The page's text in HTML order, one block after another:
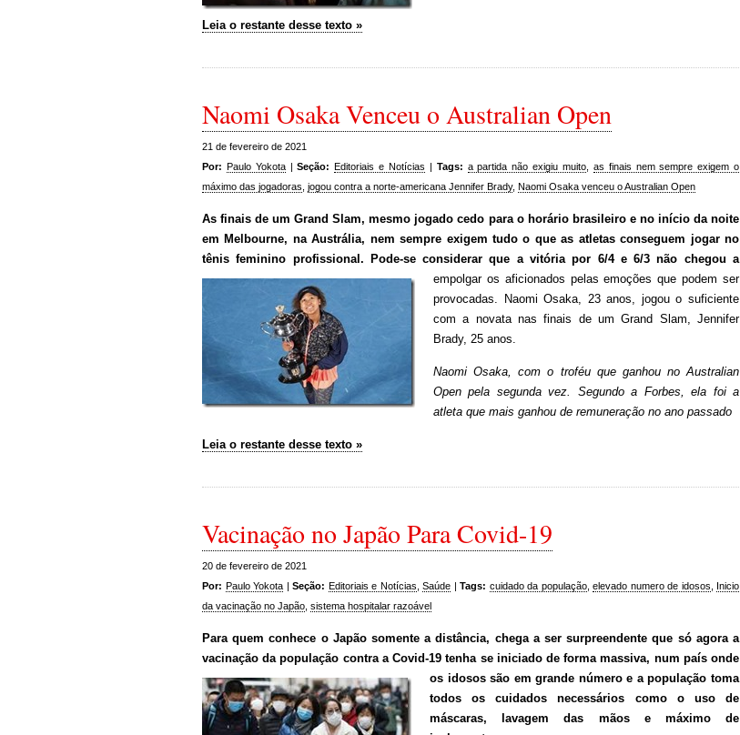
Leia o restante desse texto »
Naomi Osaka Venceu o Australian Open
21 de fevereiro de 2021
Por: Paulo Yokota|Seção: Editoriais e Notícias | Tags: a partida não exigiu muito, as finais nem sempre exigem o
máximo das jogadoras jogou contra a norte-americana Jennifer Brady, Naomi Osaka venceu o Australian Open
As finais de um Grand Slam, mesmo jogado cedo para o horário brasileiro e no início da noite
em Melbourne, na Austrália, nem sempre exigem tudo o que as atletas conseguem jogar no
tênis feminino profissional. Pode-se considerar que a vitória por 6/4 e 6/3 não chegou a
empolgar os aficionados pelas emoções que podem ser
provocadas. Naomi Osaka, 23 anos, jogou o suficiente
com a novata nas finais de um Grand Slam, Jennifer
Brady, 25 anos.
Naomi Osaka, com o troféu que ganhou no Australian
Open pela segunda vez. Segundo a Forbes, ela foi a
atleta que mais ganhou de remuneração no ano passado
Leia o restante desse texto »
Vacinação no Japão Para Covid-19
20 de fevereiro de 2021
Por: Paulo Yokota | Seção: Editoriais e Notícias Saúde | Tags: cuidado da população, elevado numero de idosos
Inicio
da vacinação no Japão sistema hospitalar razoável
Para quem conhece o Japão somente a distância, chega a ser surpreendente que só agora a
vacinação da população contra a Covid-19 tenha se iniciado de forma massiva, num país onde
os idosos são em grande número e a população toma
todos os cuidados necessários como o uso de
máscaras, lavagem das mãos e máximo de